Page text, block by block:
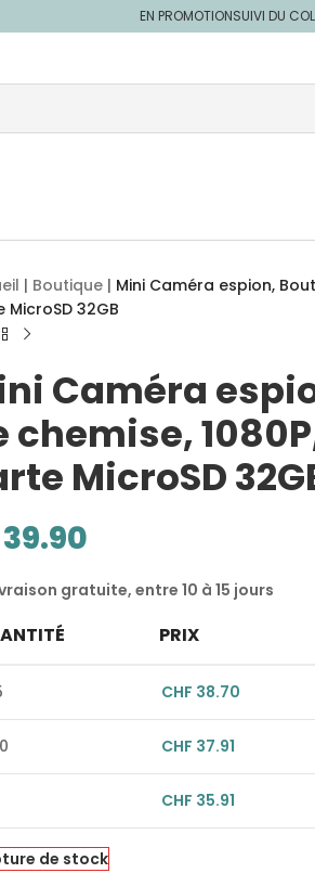
EN PROMOTIONSUIVI DU
| Boutique| Mini Caméra espion,
MicroSD 32GB
Caméra
chemise,
MicroSD
39.90
gratuite, entre 10 à 15 jours
PRIX
CHF 38.70
CHF 37.91
CHF 35.91
de stock